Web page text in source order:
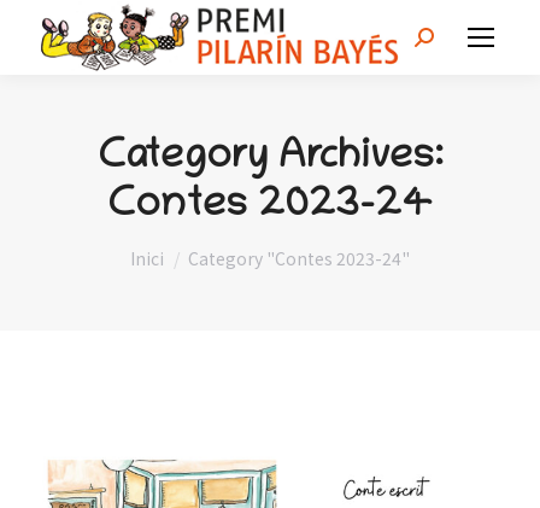
Search:
Category Archives:
Contes 2023-24
You are here:
Inici Category "Contes 2023-24"